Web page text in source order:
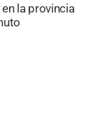
la provincia